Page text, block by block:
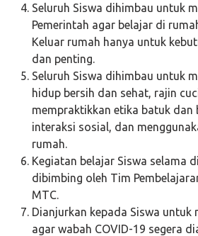
Seluruh Siswa dihimbau untuk
Pemerintah agar belajar di
Keluar rumah hanya untuk
dan penting.
Seluruh Siswa dihimbau untuk
hidup bersih dan sehat, rajin
mempraktikkan etika batuk dan
interaksi sosial, dan
rumah.
Kegiatan belajar Siswa selama
dibimbing oleh Tim
MTC.
Dianjurkan kepada Siswa untuk
agar wabah COVID-19 segera